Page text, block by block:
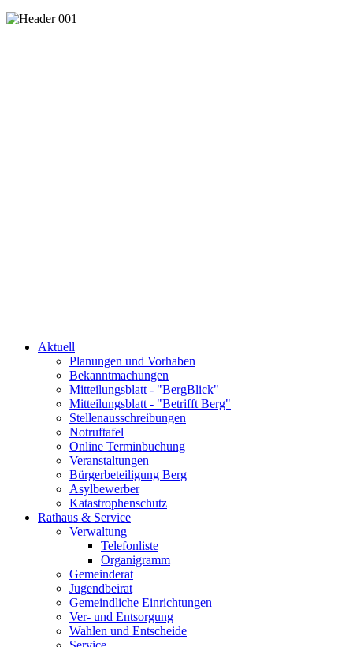
Aktuell
Planungen und Vorhaben
Bekanntmachungen
Mitteilungsblatt - "BergBlick"
Mitteilungsblatt - "Betrifft Berg"
Stellenausschreibungen
Notruftafel
Online Terminbuchung
Veranstaltungen
Bürgerbeteiligung Berg
Asylbewerber
Katastrophenschutz
Rathaus & Service
Verwaltung
Telefonliste
Organigramm
Gemeinderat
Jugendbeirat
Gemeindliche Einrichtungen
Ver- und Entsorgung
Wahlen und Entscheide